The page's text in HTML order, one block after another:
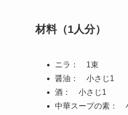
材料（1人分）
ニラ： 1束
醤油： 小さじ1
酒： 小さじ1
中華スープの素：